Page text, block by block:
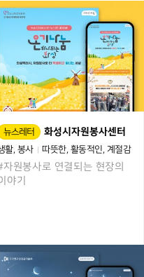
뉴스레터 화성시자원봉사센터
활 봉사 따뜻한 활동적인 계절감
자원봉사로 연결되는 현장의
야기